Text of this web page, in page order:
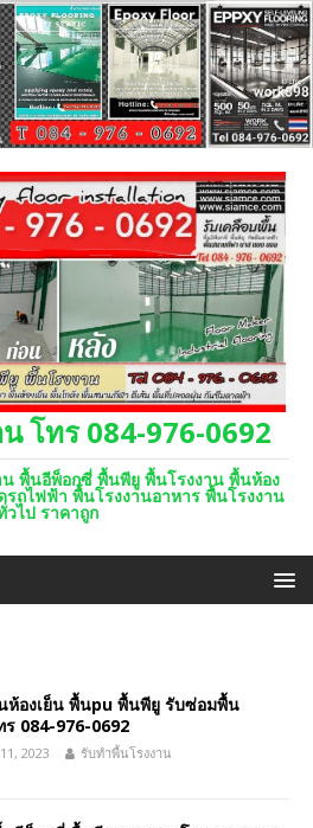
โทร 084-976-0692
พื้นอีพ็อกซี่ พื้นพียู พื้นโรงงาน พื้นห้อง
ถไฟฟ้า พื้นโรงงานอาหาร พื้นโรงงาน
วไป ราคาถูก
ห้องเย็น พื้นpu พื้นพียู รับซ่อมพื้น
ร 084-976-0692
2023 รับทำพื้นโรงงาน